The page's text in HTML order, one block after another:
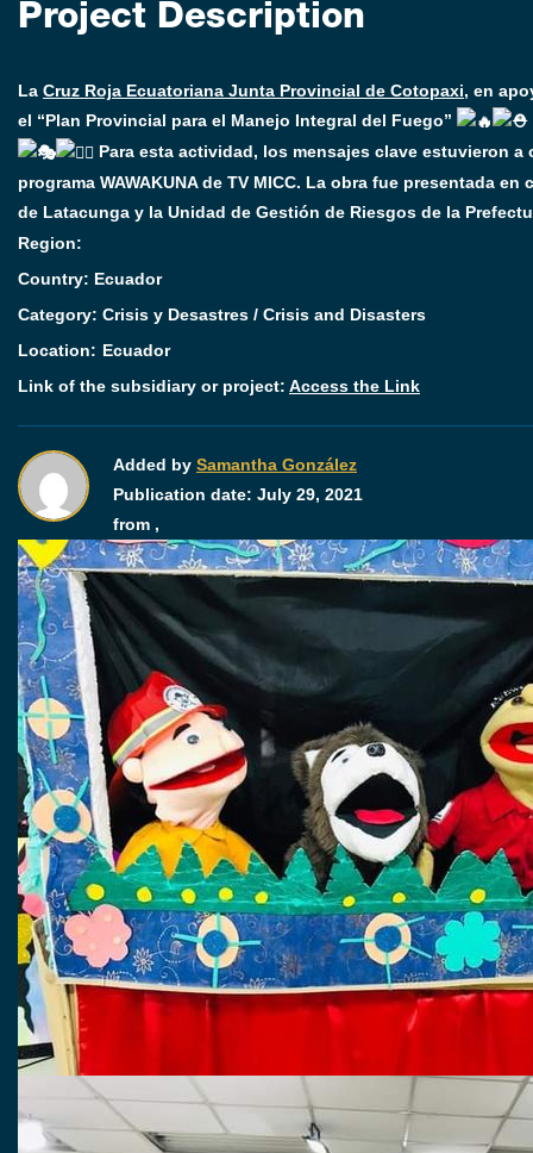
Project Description
La Cruz Roja Ecuatoriana Junta Provincial de Cotopaxi, en
el “Plan Provincial para el Manejo Integral del Fuego”
Para esta actividad, los mensajes clave estuvieron
programa WAWAKUNA de TV MICC. La obra fue presentada
de Latacunga y la Unidad de Gestión de Riesgos de la
Region:
Country: Ecuador
Category: Crisis y Desastres / Crisis and Disasters
Location: Ecuador
Link of the subsidiary or project: Access the Link
Added by Samantha González
Publication date: July 29, 2021
from ,